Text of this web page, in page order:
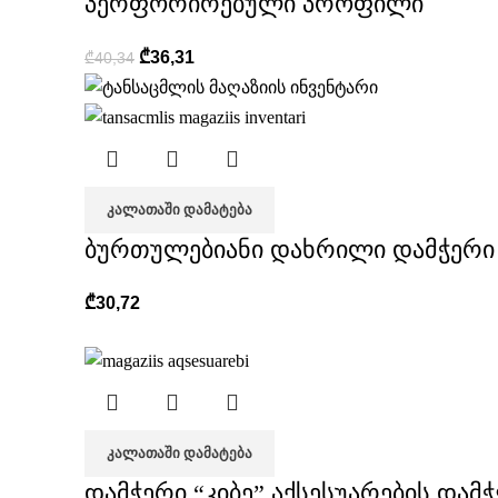
₾40,34 ₾36,31
ᲙᲐᲚᲐᲗᲐᲨᲘ ᲓᲐᲛᲐᲢᲔᲑᲐ
ბურთულებიანი დახრილი დამჭერი
₾30,72
ᲙᲐᲚᲐᲗᲐᲨᲘ ᲓᲐᲛᲐᲢᲔᲑᲐ